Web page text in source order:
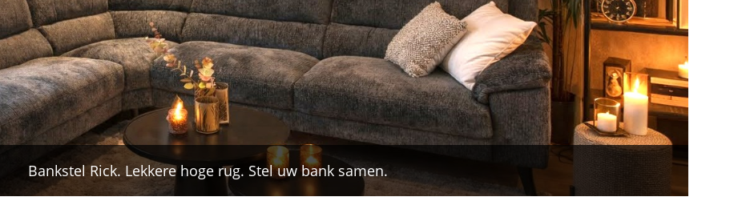
topper Divano. Leverbaar in verschillende afmetingen en opstellingen